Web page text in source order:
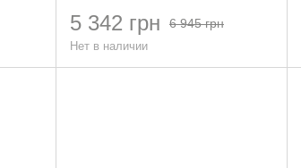
6 945 грн
5 342 грн
Нет в наличии